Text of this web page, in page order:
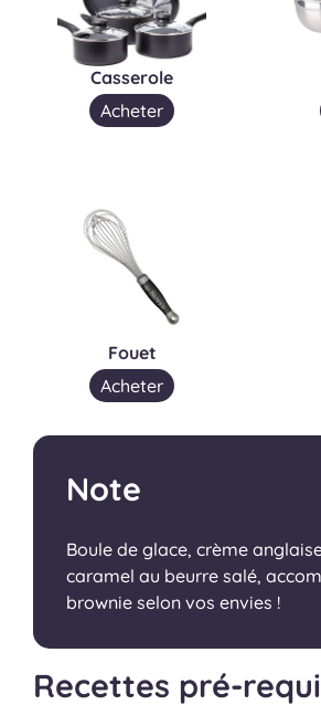
Casserole
Acheter
Fouet
Acheter
Note
Boule de glace, crème
caramel au beurre salé,
brownie selon vos envies !
Recettes pré-